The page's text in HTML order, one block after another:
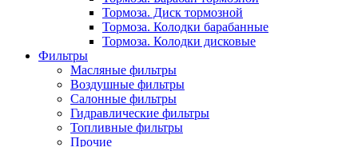
Тормоза. Диск тормозной
Тормоза. Колодки барабанные
Тормоза. Колодки дисковые
Фильтры
Масляные фильтры
Воздушные фильтры
Салонные фильтры
Гидравлические фильтры
Топливные фильтры
Прочие